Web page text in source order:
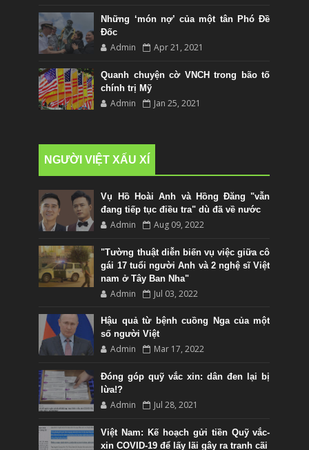
Những ‘món nợ’ của một tân Phó Đề
Đốc
Admin Apr 21, 2021
Quanh chuyện cờ VNCH trong bão tố
chính trị Mỹ
Admin Jan 25, 2021
NGƯỜI VIỆT XẤU XÍ
Vụ Hồ Hoài Anh và Hồng Đăng "vẫn
đang tiếp tục điều tra" dù đã về nước
Admin Aug 09, 2022
"Tường thuật diễn biến vụ việc giữa cô
gái 17 tuổi người Anh và 2 nghệ sĩ Việt
nam ở Tây Ban Nha"
Admin Jul 03, 2022
Hậu quả từ bệnh cuồng Nga của một
số người Việt
Admin Mar 17, 2022
Đóng góp quỹ vắc xin: dân đen lại bị
lừa!?
Admin Jul 28, 2021
Việt Nam: Kế hoạch gửi tiền Quỹ vắc-
xin COVID-19 để lấy lãi gây ra tranh cãi